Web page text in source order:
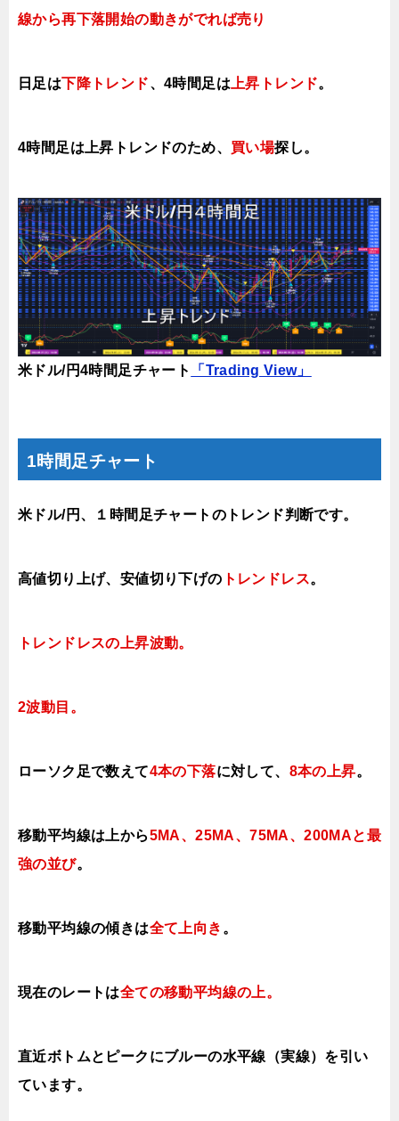
線から再下落開始の動きがでれば売り
日足は下降トレンド、4時間足は 上昇トレンド。
4時間足は上昇トレンドのため、 買い場探し。
米ドル/円4時間足チャート 「Trading View」
1時間足チャート
米ドル/円、１時間足チャートのトレンド判断です。
高値切り上げ、安値切り下げの トレンドレス。
トレンドレスの上昇波動。
2波動目。
ローソク足で数えて4本の下落に対して、 8本の上昇。
移動平均線は上から5MA、25MA、75MA、200MAと最
強の並び。
移動平均線の傾きは全て上向き 。
現在のレートは全ての移動平均線の上。
直近ボトムとピークにブルーの水平線（実線）を引い
ています。